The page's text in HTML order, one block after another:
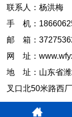
联系人：杨洪梅
手 机：
邮 箱：
网 址：
地 址：山东省潍
叉口北50米路西